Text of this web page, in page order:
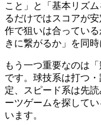
こと」と「基本リズ
るだけではスコアが
作で狙いは合ってい
きに繋がるか」を同
もう一つ重要なのは
です。球技系は打つ
定、スピード系は先
ーツゲームを探して
います。